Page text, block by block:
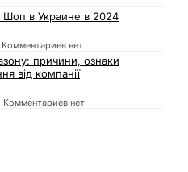
Шоп в Украине в 2024
Комментариев нет
причини, ознаки
від компанії
Комментариев нет